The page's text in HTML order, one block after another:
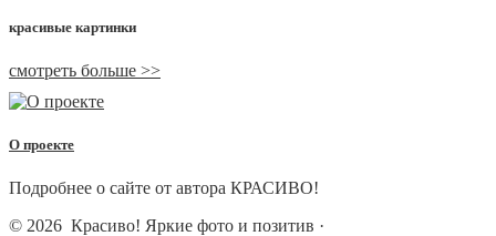
красивые картинки
смотреть больше >>
О проекте
Подробнее о сайте от автора КРАСИВО!
© 2026 Красиво! Яркие фото и позитив ·